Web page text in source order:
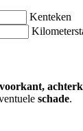
Kenteken
voorkant,
schade.